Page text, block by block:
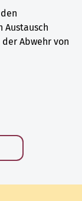
Austausch
Abwehr von